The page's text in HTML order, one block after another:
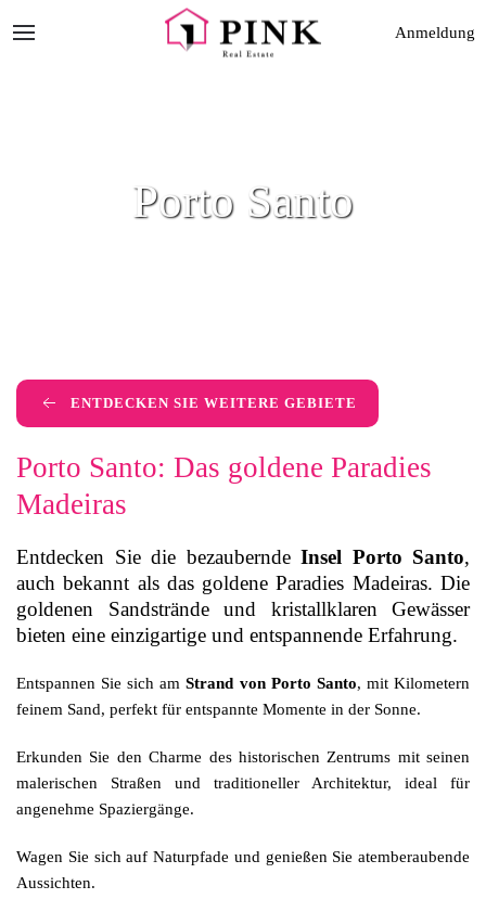
Anmeldung
Porto Santo
ENTDECKEN SIE WEITERE GEBIETE
Porto Santo: Das goldene Paradies
Madeiras
Entdecken Sie die bezaubernde Insel Porto Santo,
auch bekannt als das goldene Paradies Madeiras. Die
goldenen Sandstrände und kristallklaren Gewässer
bieten eine einzigartige und entspannende Erfahrung.
Entspannen Sie sich amStrand von Porto Santo, mit Kilometern
feinem Sand, perfekt für entspannte Momente in der Sonne.
Erkunden Sie den Charme des historischen Zentrums mit seinen
malerischen Straßen und traditioneller Architektur, ideal für
angenehme Spaziergänge.
Wagen Sie sich auf Naturpfade und genießen Sie atemberaubende
Aussichten.